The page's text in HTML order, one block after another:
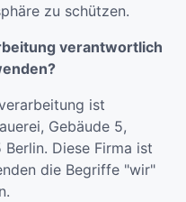
zu schützen.
verantwortlich
ist
Gebäude 5,
Diese Firma ist
die Begriffe "wir"